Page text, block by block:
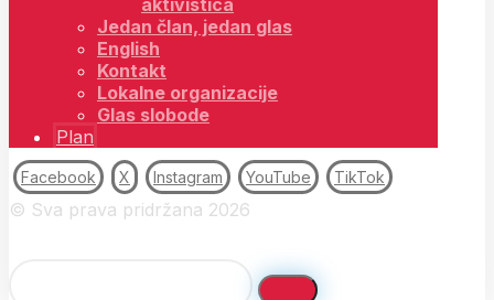
aktivistica
Jedan član, jedan glas
English
Kontakt
Lokalne organizacije
Glas slobode
Plan
Facebook X Instagram YouTube TikTok
© Sva prava pridržana 2026